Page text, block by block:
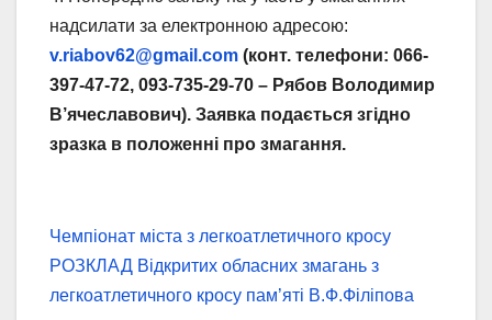
надсилати за електронною адресою:
v.riabov62@gmail.com (конт. телефони: 066-
397-47-72, 093-735-29-70 – Рябов Володимир
В’ячеславович). Заявка подається згідно
зразка в положенні про змагання.
Навігація
записів
Чемпіонат міста з легкоатлетичного кросу
РОЗКЛАД Відкритих обласних змагань з
легкоатлетичного кросу пам’яті В.Ф.Філіпова